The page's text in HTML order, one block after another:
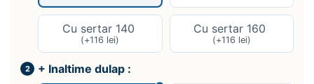
Cu sertar 140
(+116 lei)
Cu sertar 160
(+116 lei)
+ Inaltime dulap :